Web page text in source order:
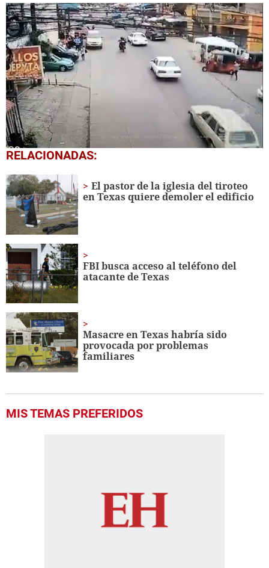
0
seconds
1
minute,
3
seconds
RELACIONADAS:
El pastor de la iglesia del tiroteo
en Texas quiere demoler el edificio
FBI busca acceso al teléfono del
atacante de Texas
Masacre en Texas habría sido
provocada por problemas
familiares
MIS TEMAS PREFERIDOS